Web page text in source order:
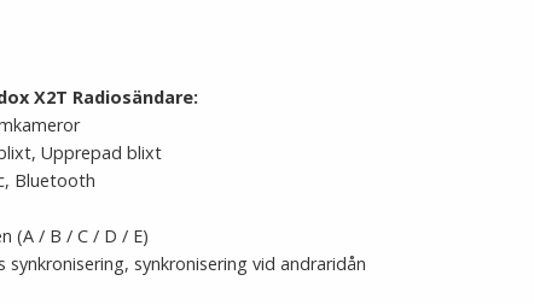
X2T Radiosändare:
Upprepad blixt
Bluetooth
(A / B / C / D / E)
synkronisering vid andraridån